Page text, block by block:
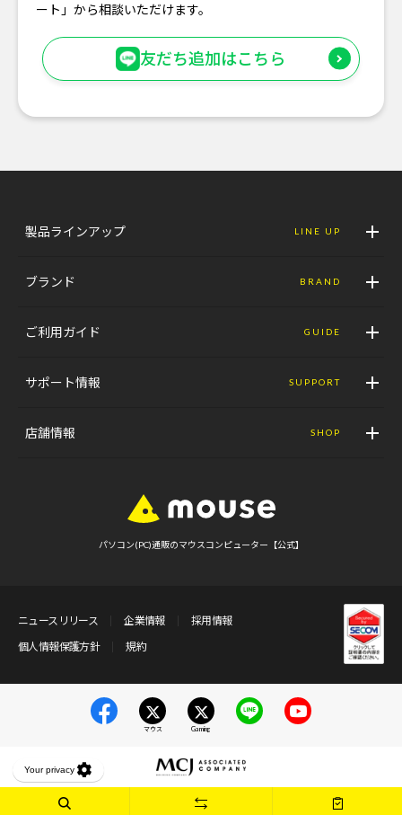
ート」から相談いただけます。
友だち追加はこちら
製品ラインアップ LINE UP
ブランド BRAND
ご利用ガイド GUIDE
サポート情報 SUPPORT
店舗情報 SHOP
パソコン(PC)通販のマウスコンピューター【公式】
ニュースリリース 企業情報
採用情報
個人情報保護方針
規約
マウス Gaming